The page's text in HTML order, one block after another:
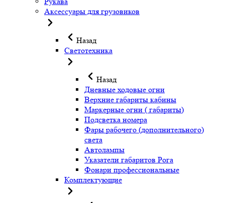
Аксессуары для грузовиков
Назад
Светотехника
Назад
Дневные ходовые огни
Верхние габариты кабины
Маркерные огни ( габариты)
Подсветка номера
Фары рабочего (дополнительного)
света
Автолампы
Указатели габаритов Рога
Фонари профессиональные
Комплектующие